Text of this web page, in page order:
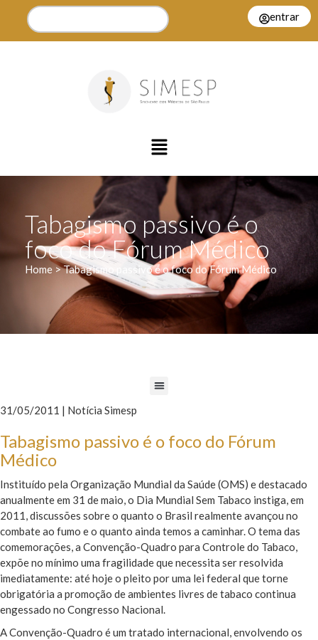
entrar
Tabagismo passivo é o
foco do Fórum Médico
Home > Tabagismo passivo é o foco do Fórum Médico
31/05/2011 | Notícia Simesp
Tabagismo passivo é o foco do Fórum
Médico
Instituído pela Organização Mundial da Saúde (OMS) e destacado
anualmente em 31 de maio, o Dia Mundial Sem Tabaco instiga, em
2011, discussões sobre o quanto o Brasil realmente avançou no
combate ao fumo e o quanto ainda temos a caminhar. O tema das
comemorações, a Convenção-Quadro para Controle do Tabaco,
expõe no mínimo uma fragilidade que necessita ser resolvida
imediatamente: até hoje o pleito por uma lei federal que torne
obrigatória a promoção de ambientes livres de tabaco continua
engessado no Congresso Nacional.
A Convenção-Quadro é um tratado internacional, envolvendo os